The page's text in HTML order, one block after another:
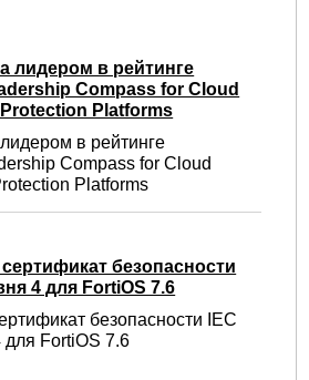
лидером в рейтинге
Compass for Cloud
Platforms
в рейтинге
Compass for Cloud
Platforms
безопасности
4 для FortiOS 7.6
безопасности IEC
для FortiOS 7.6